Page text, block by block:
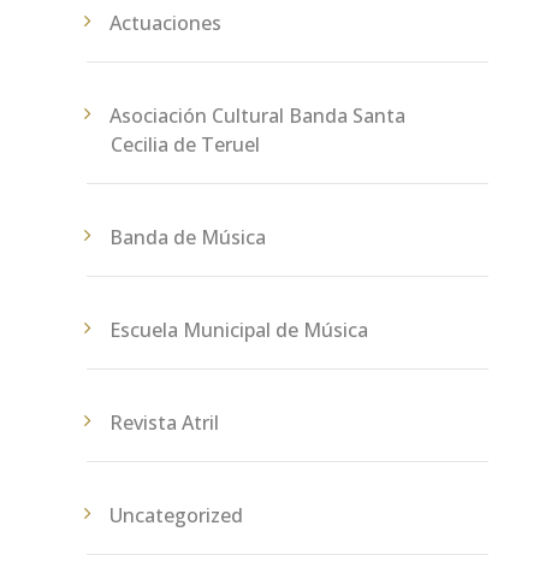
Actuaciones
Asociación Cultural Banda Santa
Cecilia de Teruel
Banda de Música
Escuela Municipal de Música
Revista Atril
Uncategorized